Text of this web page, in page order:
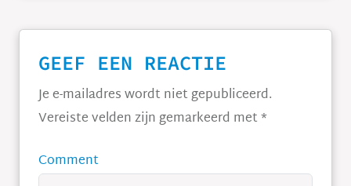
GEEF EEN REACTIE
Je e-mailadres wordt niet gepubliceerd.
Vereiste velden zijn gemarkeerd met*
Comment